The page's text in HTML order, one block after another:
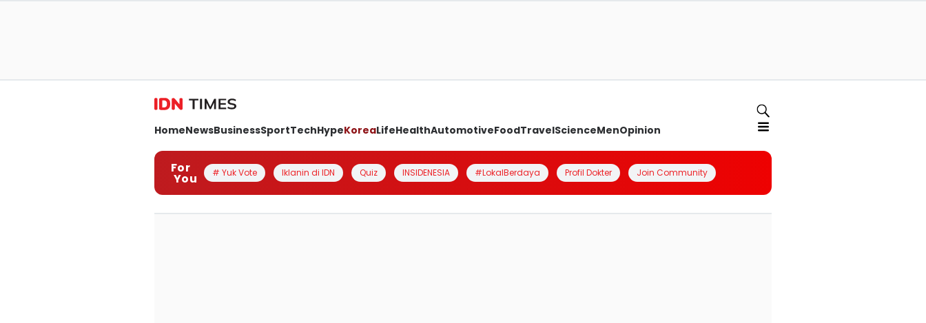
HomeNewsBusinessSportTechHypeKoreaLifeHealthAutomotiveFoodTravelScienceMenOpinion
For
You # Yuk Vote Iklanin di IDN Quiz INSIDENESIA #LokalBerdaya Profil Dokter Join Community